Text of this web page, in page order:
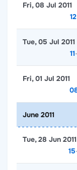
12
Fri, 08 Jul 2011
11
Tue, 05 Jul 2011
Fri, 01 Jul 2011
June 2011
15
Tue, 28 Jun 2011